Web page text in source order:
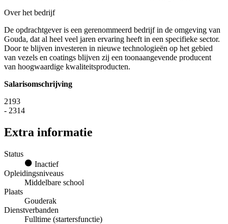
Over het bedrijf
De opdrachtgever is een gerenommeerd bedrijf in de omgeving van
Gouda, dat al heel veel jaren ervaring heeft in een specifieke sector.
Door te blijven investeren in nieuwe technologieën op het gebied
van vezels en coatings blijven zij een toonaangevende producent
van hoogwaardige kwaliteitsproducten.
Salarisomschrijving
2193
- 2314
Extra informatie
Status
Inactief
Opleidingsniveaus
Middelbare school
Plaats
Gouderak
Dienstverbanden
Fulltime (startersfunctie)